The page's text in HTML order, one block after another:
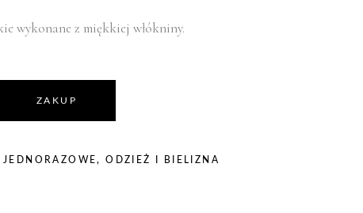
wykonane z miękkiej włókniny.
ZAKUP
,ODZIEŻ I BIELIZNA